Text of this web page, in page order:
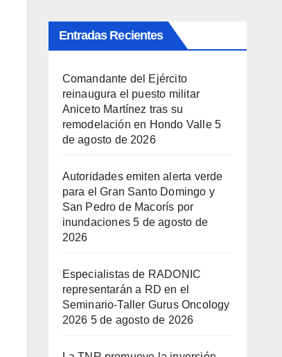
Entradas Recientes
Comandante del Ejército
reinaugura el puesto militar
Aniceto Martínez tras su
remodelación en Hondo Valle 5
de agosto de 2026
Autoridades emiten alerta verde
para el Gran Santo Domingo y
San Pedro de Macorís por
inundaciones 5 de agosto de
2026
Especialistas de RADONIC
representarán a RD en el
Seminario-Taller Gurus Oncology
2026 5 de agosto de 2026